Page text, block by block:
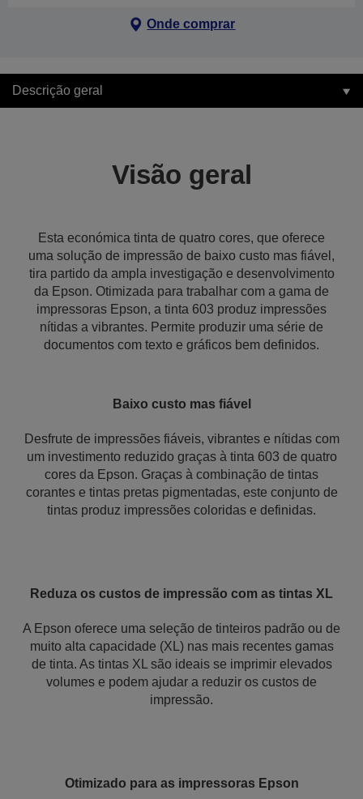
Onde comprar
Descrição geral
Visão geral
Esta económica tinta de quatro cores, que oferece
uma solução de impressão de baixo custo mas fiável,
tira partido da ampla investigação e desenvolvimento
da Epson. Otimizada para trabalhar com a gama de
impressoras Epson, a tinta 603 produz impressões
nítidas a vibrantes. Permite produzir uma série de
documentos com texto e gráficos bem definidos.
Baixo custo mas fiável
Desfrute de impressões fiáveis, vibrantes e nítidas com
um investimento reduzido graças à tinta 603 de quatro
cores da Epson. Graças à combinação de tintas
corantes e tintas pretas pigmentadas, este conjunto de
tintas produz impressões coloridas e definidas.
Reduza os custos de impressão com as tintas XL
A Epson oferece uma seleção de tinteiros padrão ou de
muito alta capacidade (XL) nas mais recentes gamas
de tinta. As tintas XL são ideais se imprimir elevados
volumes e podem ajudar a reduzir os custos de
impressão.
Otimizado para as impressoras Epson